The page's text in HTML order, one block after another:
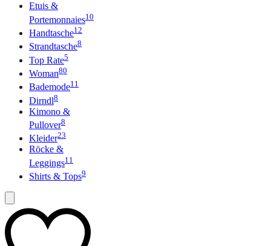
Etuis &
Portemonnaies10
Handtasche12
Strandtasche8
Top Rate5
Woman80
Bademode11
Dirndl8
Kimono &
Pullover8
Kleider23
Röcke &
Leggings11
Shirts & Tops9